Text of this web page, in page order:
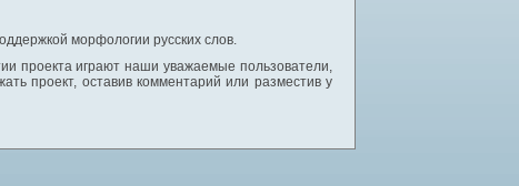
морфологии русских слов.
проекта играют наши уважаемые пользователи,
проект, оставив комментарий или разместив у